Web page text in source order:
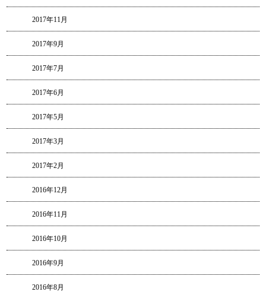
2017年11月
2017年9月
2017年7月
2017年6月
2017年5月
2017年3月
2017年2月
2016年12月
2016年11月
2016年10月
2016年9月
2016年8月